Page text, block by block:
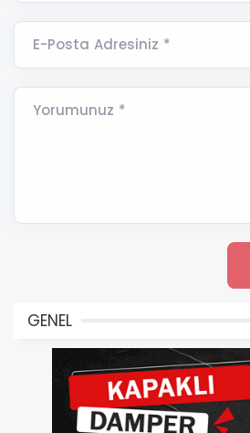
E-Posta Adresiniz *
Yorumunuz *
GENEL